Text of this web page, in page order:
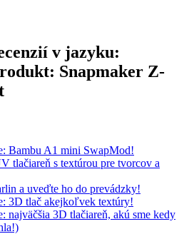
v jazyku:
Snapmaker Z-
Bambu A1 mini SwapMod!
tlačiareň s textúrou pre tvorcov a
a uveďte ho do prevádzky!
3D tlač akejkoľvek textúry!
najväčšia 3D tlačiareň, akú sme kedy